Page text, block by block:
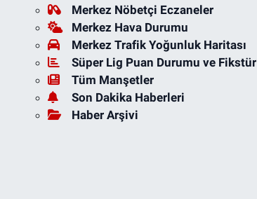
Merkez Nöbetçi Eczaneler
Merkez Hava Durumu
Merkez Trafik Yoğunluk Haritası
Süper Lig Puan Durumu ve Fikstür
Tüm Manşetler
Son Dakika Haberleri
Haber Arşivi